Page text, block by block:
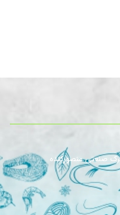
صنعتی منصورکنده